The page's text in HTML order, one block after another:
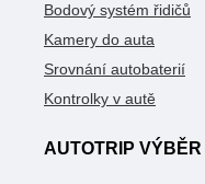
Bodový systém řidičů
Kamery do auta
Srovnání autobaterií
Kontrolky v autě
AUTOTRIP VÝBĚR